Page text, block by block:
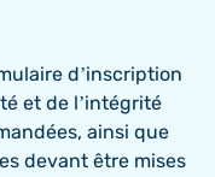
d’inscription
et de l’intégrité
ainsi que
devant être mises